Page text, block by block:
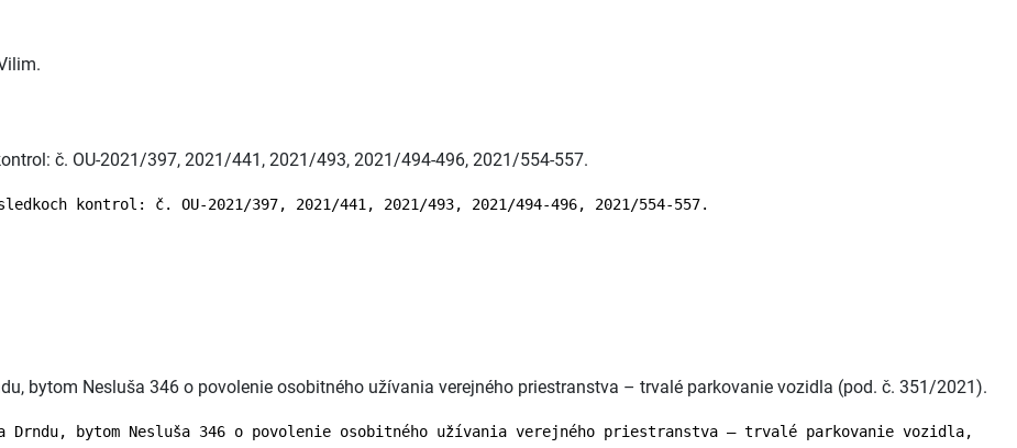
č. OU-2021/397, 2021/441, 2021/493, 2021/494-496, 2021/554-557.
kontrol: č. OU-2021/397, 2021/441, 2021/493, 2021/494-496, 2021/554-557.
bytom Nesluša 346 o povolenie osobitného užívania verejného priestranstva – trvalé parkovanie vozidla (pod. č. 351/2021).
Drndu, bytom Nesluša 346 o povolenie osobitného užívania verejného priestranstva – trvalé parkovanie vozidla,